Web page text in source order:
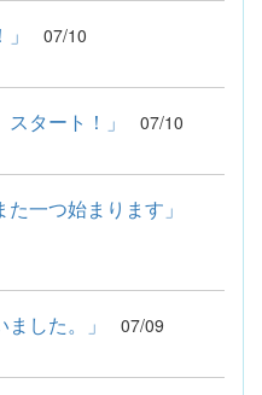
07/10
タート！」 07/10
一つ始まります」
した。」 07/09